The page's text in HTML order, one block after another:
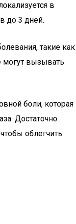
в
до 3 дней.
такие как
могут вызывать
боли, которая
Достаточно
облегчить